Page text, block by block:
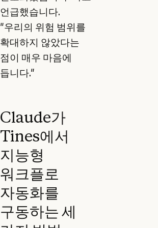
언급했습니다.
"우리의 위험 범위를
확대하지 않았다는
점이 매우 마음에
듭니다."
Claude가
Tines에서
지능형
워크플로
자동화를
구동하는 세